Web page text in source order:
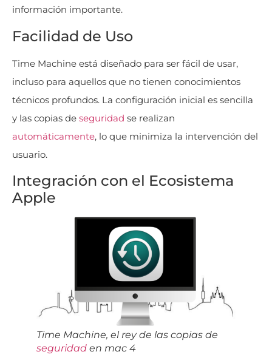
información importante.
Facilidad de Uso
Time Machine está diseñado para ser fácil de usar,
incluso para aquellos que no tienen conocimientos
técnicos profundos. La configuración inicial es sencilla
y las copias de seguridad se realizan
automáticamente, lo que minimiza la intervención del
usuario.
Integración con el Ecosistema
Apple
Time Machine, el rey de las copias de
seguridad en mac 4